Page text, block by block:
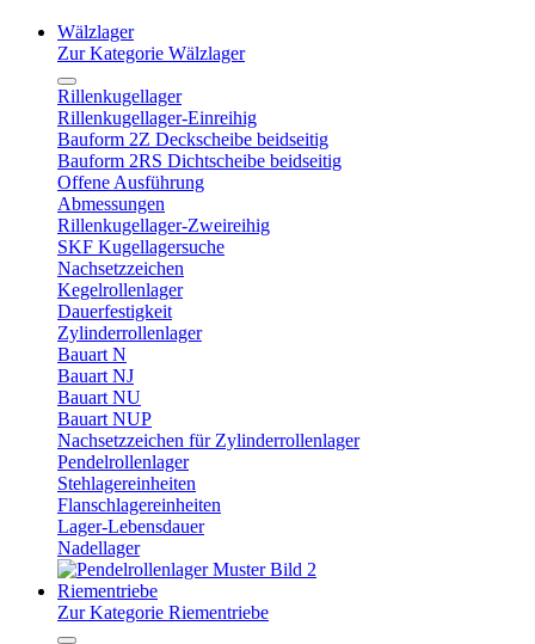
Wälzlager
Zur Kategorie Wälzlager
Rillenkugellager
Rillenkugellager-Einreihig
Bauform 2Z Deckscheibe beidseitig
Bauform 2RS Dichtscheibe beidseitig
Offene Ausführung
Abmessungen
Rillenkugellager-Zweireihig
SKF Kugellagersuche
Nachsetzzeichen
Kegelrollenlager
Dauerfestigkeit
Zylinderrollenlager
Bauart N
Bauart NJ
Bauart NU
Bauart NUP
Nachsetzzeichen für Zylinderrollenlager
Pendelrollenlager
Stehlagereinheiten
Flanschlagereinheiten
Lager-Lebensdauer
Nadellager
Riementriebe
Zur Kategorie Riementriebe